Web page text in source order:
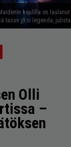
keulilla on laulanut
tasan yksi legenda,
Olli
–